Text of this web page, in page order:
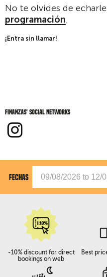
No te olvides de
programación.
¡Entra sin llamar!
Finanzas' social networks
FECHAS
-10% discount for direct
bookings on web
Best